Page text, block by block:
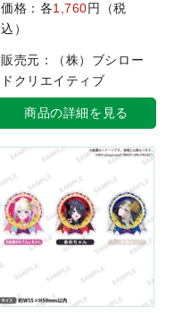
価格：各1,760円（税
込）
販売元：（株）ブシロー
ドクリエイティブ
商品の詳細を見る